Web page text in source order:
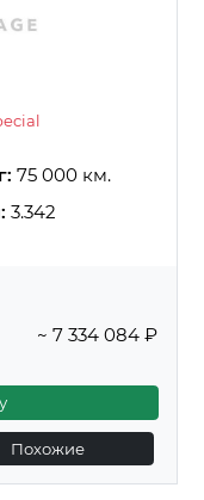
75 000 км.
3.342
~ 7 334 084 ₽
Похожие